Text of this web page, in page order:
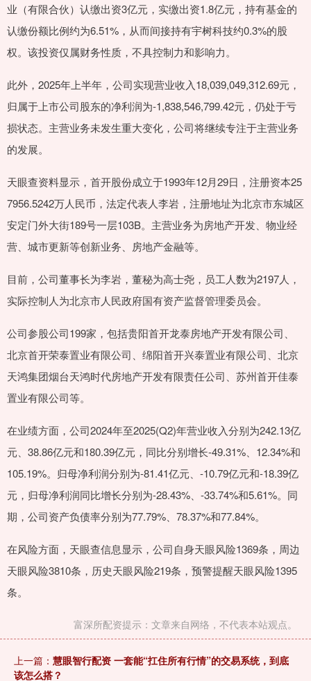
业（有限合伙）认缴出资3亿元，实缴出资1.8亿元，持有基金的
认缴份额比例约为6.51%，从而间接持有宇树科技约0.3%的股
权。该投资仅属财务性质，不具控制力和影响力。
此外，2025年上半年，公司实现营业收入18,039,049,312.69元，
归属于上市公司股东的净利润为-1,838,546,799.42元，仍处于亏
损状态。主营业务未发生重大变化，公司将继续专注于主营业务
的发展。
天眼查资料显示，首开股份成立于1993年12月29日，注册资本25
7956.5242万人民币，法定代表人李岩，注册地址为北京市东城区
安定门外大街189号一层103B。主营业务为房地产开发、物业经
营、城市更新等创新业务、房地产金融等。
目前，公司董事长为李岩，董秘为高士尧，员工人数为2197人，
实际控制人为北京市人民政府国有资产监督管理委员会。
公司参股公司199家，包括贵阳首开龙泰房地产开发有限公司、
北京首开荣泰置业有限公司、绵阳首开兴泰置业有限公司、北京
天鸿集团烟台天鸿时代房地产开发有限责任公司、苏州首开佳泰
置业有限公司等。
在业绩方面，公司2024年至2025(Q2)年营业收入分别为242.13亿
元、38.86亿元和180.39亿元，同比分别增长-49.31%、12.34%和
105.19%。归母净利润分别为-81.41亿元、-10.79亿元和-18.39亿
元，归母净利润同比增长分别为-28.43%、-33.74%和5.61%。同
期，公司资产负债率分别为77.79%、78.37%和77.84%。
在风险方面，天眼查信息显示，公司自身天眼风险1369条，周边
天眼风险3810条，历史天眼风险219条，预警提醒天眼风险1395
条。
富深所配资提示：文章来自网络，不代表本站观点。
上一篇： 慧眼智行配资 一套能“扛住所有行情”的交易系统，到底
该怎么搭？